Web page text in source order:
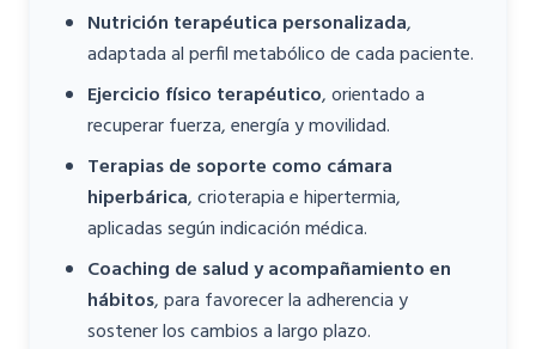
Nutrición terapéutica personalizada,
adaptada al perfil metabólico de cada paciente.
Ejercicio físico terapéutico, orientado a
recuperar fuerza, energía y movilidad.
Terapias de soporte como cámara
hiperbárica, crioterapia e hipertermia,
aplicadas según indicación médica.
Coaching de salud y acompañamiento en
hábitos, para favorecer la adherencia y
sostener los cambios a largo plazo.